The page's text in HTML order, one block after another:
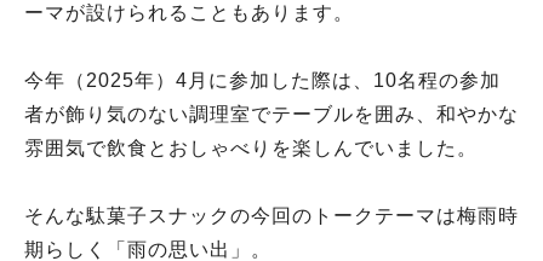
ーマが設けられることもあります。
今年（2025年）4月に参加した際は、10名程の参加
者が飾り気のない調理室でテーブルを囲み、和やかな
雰囲気で飲食とおしゃべりを楽しんでいました。
そんな駄菓子スナックの今回のトークテーマは梅雨時
期らしく「雨の思い出」。